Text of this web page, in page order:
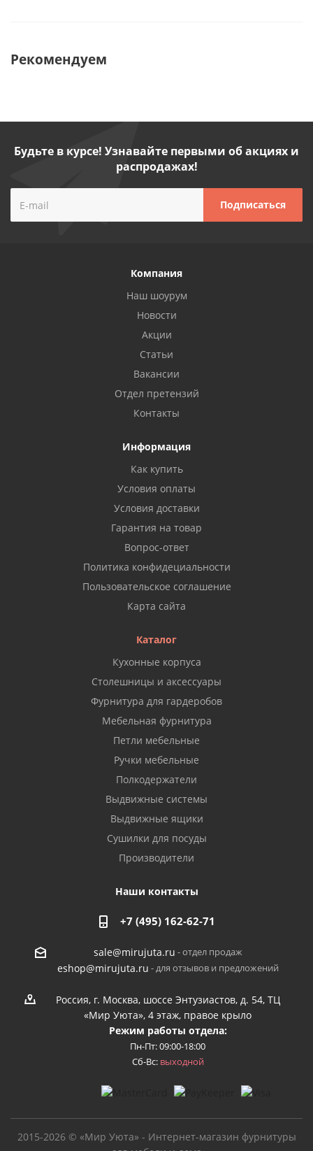
Рекомендуем
Будьте в курсе! Узнавайте первыми об акциях и
распродажах!
Компания
Наш шоурум
Новости
Акции
Статьи
Вакансии
Отдел претензий
Контакты
Информация
Как купить
Условия оплаты
Условия доставки
Гарантия на товар
Вопрос-ответ
Политика конфидециальности
Пользовательское соглашение
Карта сайта
Каталог
Кухонные корпуса
Столешницы и аксессуары
Фурнитура для гардеробов
Мебельная фурнитура
Петли мебельные
Ручки мебельные
Полкодержатели
Выдвижные системы
Выдвижные ящики
Сушилки для посуды
Производители
Наши контакты
+7 (495) 162-62-71
sale@mirujuta.ru - отдел продаж
eshop@mirujuta.ru - для отзывов и предложений
Россия, г. Москва, шоссе Энтузиастов, д. 54, ТЦ
«Мир Уюта», 4 этаж, правое крыло
Режим работы отдела:
Пн-Пт: 09:00-18:00
Сб-Вс: выходной
2015-2026 © «Мир Уюта» - Интернет-магазин фурнитуры